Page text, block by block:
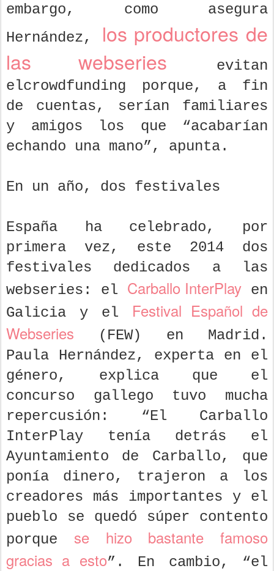
embargo, como asegura
Hernández, los productores de
las webseries evitan
elcrowdfunding porque, a fin
de cuentas, serían familiares
y amigos los que “acabarían
echando una mano”, apunta.
En un año, dos festivales
España ha celebrado, por
primera vez, este 2014 dos
festivales dedicados a las
webseries: el Carballo InterPlay en
Galicia y el Festival Español de
Webseries (FEW) en Madrid.
Paula Hernández, experta en el
género, explica que el
concurso gallego tuvo mucha
repercusión: “El Carballo
InterPlay tenía detrás el
Ayuntamiento de Carballo, que
ponía dinero, trajeron a los
creadores más importantes y el
pueblo se quedó súper contento
porque
se hizo bastante famoso
gracias a esto”. En cambio, “el